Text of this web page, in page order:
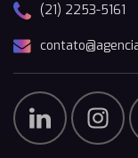
(21) 2253-5161